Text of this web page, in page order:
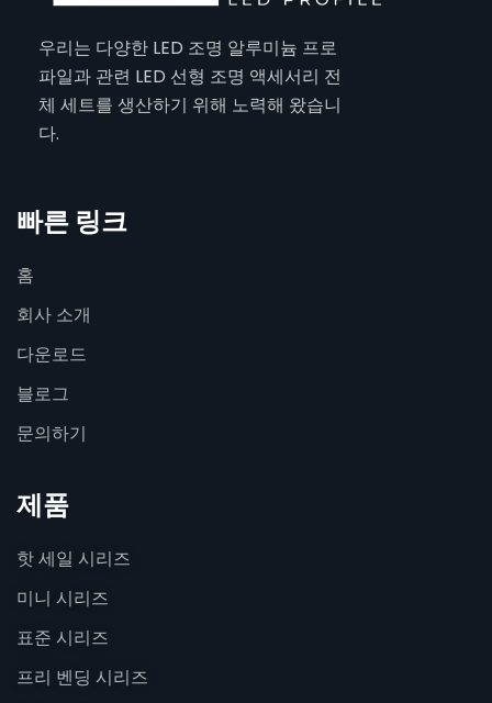
우리는 다양한 LED 조명 알루미늄 프로
파일과 관련 LED 선형 조명 액세서리 전
체 세트를 생산하기 위해 노력해 왔습니
다.
빠른 링크
홈
회사 소개
다운로드
블로그
문의하기
제품
핫 세일 시리즈
미니 시리즈
표준 시리즈
프리 벤딩 시리즈